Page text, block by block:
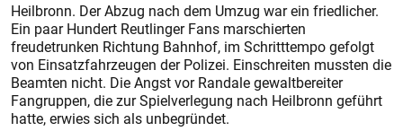
Heilbronn. Der Abzug nach dem Umzug war ein friedlicher.
Ein paar Hundert Reutlinger Fans marschierten
freudetrunken Richtung Bahnhof, im Schritttempo gefolgt
von Einsatzfahrzeugen der Polizei. Einschreiten mussten die
Beamten nicht. Die Angst vor Randale gewaltbereiter
Fangruppen, die zur Spielverlegung nach Heilbronn geführt
hatte, erwies sich als unbegründet.